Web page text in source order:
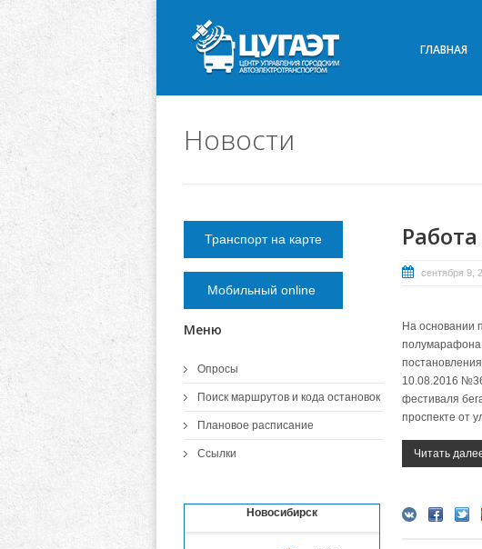
ГЛАВНАЯ
Новости
сентября 9,
На основании
полумарафона
10.08.2016
фестиваля
проспекте от
Читать
Транспорт на карте
Мобильный online
Меню
Опросы
Поиск маршрутов и кода остановок
Плановое расписание
Ссылки
Новосибирск